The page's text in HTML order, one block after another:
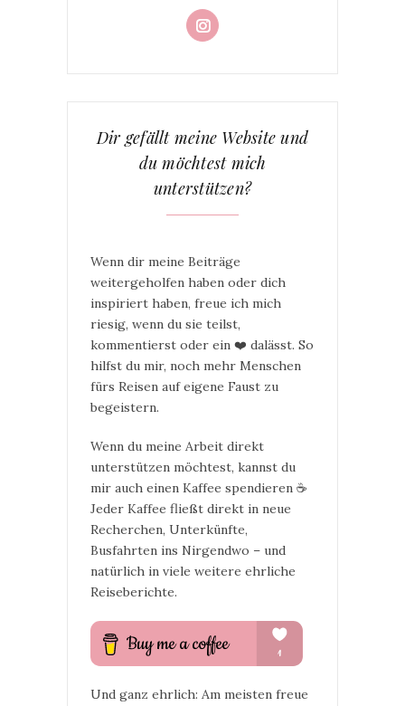
Dir gefällt meine Website und
du möchtest mich
unterstützen?
Wenn dir meine Beiträge
weitergeholfen haben oder dich
inspiriert haben, freue ich mich
riesig, wenn du sie teilst,
kommentierst oder ein ❤️ dalässt. So
hilfst du mir, noch mehr Menschen
fürs Reisen auf eigene Faust zu
begeistern.
Wenn du meine Arbeit direkt
unterstützen möchtest, kannst du
mir auch einen Kaffee spendieren ☕
Jeder Kaffee fließt direkt in neue
Recherchen, Unterkünfte,
Busfahrten ins Nirgendwo – und
natürlich in viele weitere ehrliche
Reiseberichte.
Und ganz ehrlich: Am meisten freue